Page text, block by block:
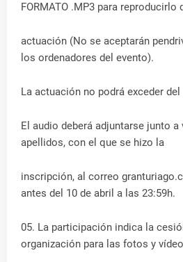
FORMATO .MP3 para reproducirlo
actuación (No se aceptarán
los ordenadores del evento).
La actuación no podrá exceder
El audio deberá adjuntarse junto
apellidos, con el que se hizo la
inscripción, al correo
antes del 10 de abril a las 23:59h.
05. La participación indica la
organización para las fotos y